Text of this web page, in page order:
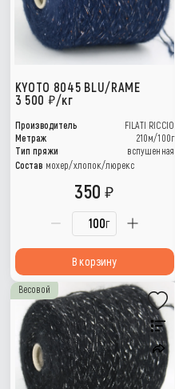
KYOTO 8045 BLU/RAME
3 500
/кг
Производитель
FILATI RICCIO
Метраж
210м/100г
Тип пряжи
вспушенная
Состав мохер/хлопок/люрекс
г
350
В корзину
Весовой